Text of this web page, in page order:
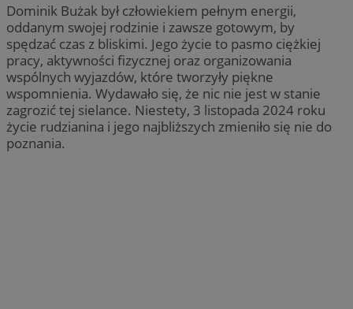
Dominik Bużak był człowiekiem pełnym energii,
oddanym swojej rodzinie i zawsze gotowym, by
spędzać czas z bliskimi. Jego życie to pasmo ciężkiej
pracy, aktywności fizycznej oraz organizowania
wspólnych wyjazdów, które tworzyły piękne
wspomnienia. Wydawało się, że nic nie jest w stanie
zagrozić tej sielance. Niestety, 3 listopada 2024 roku
życie rudzianina i jego najbliższych zmieniło się nie do
poznania.